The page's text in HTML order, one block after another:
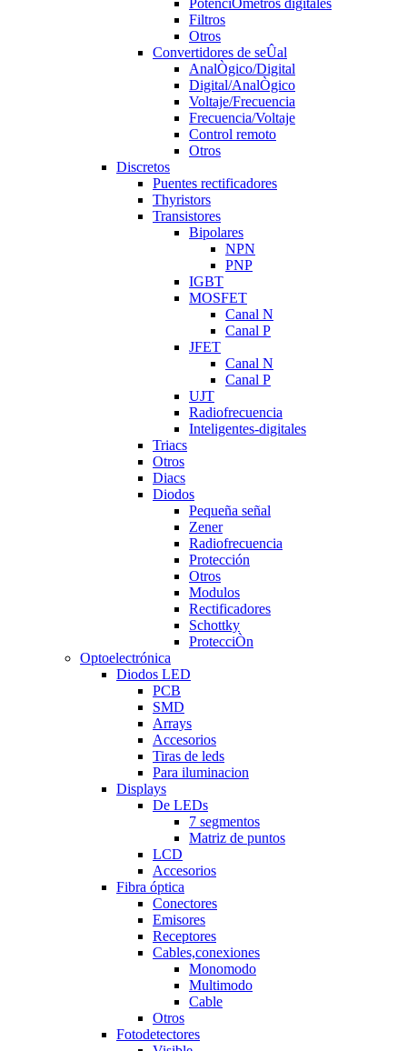
PotenciÒmetros digitales
Filtros
Otros
Convertidores de seÛal
AnalÒgico/Digital
Digital/AnalÒgico
Voltaje/Frecuencia
Frecuencia/Voltaje
Control remoto
Otros
Discretos
Puentes rectificadores
Thyristors
Transistores
Bipolares
NPN
PNP
IGBT
MOSFET
Canal N
Canal P
JFET
Canal N
Canal P
UJT
Radiofrecuencia
Inteligentes-digitales
Triacs
Otros
Diacs
Diodos
Pequeña señal
Zener
Radiofrecuencia
Protección
Otros
Modulos
Rectificadores
Schottky
ProtecciÒn
Optoelectrónica
Diodos LED
PCB
SMD
Arrays
Accesorios
Tiras de leds
Para iluminacion
Displays
De LEDs
7 segmentos
Matriz de puntos
LCD
Accesorios
Fibra óptica
Conectores
Emisores
Receptores
Cables,conexiones
Monomodo
Multimodo
Cable
Otros
Fotodetectores